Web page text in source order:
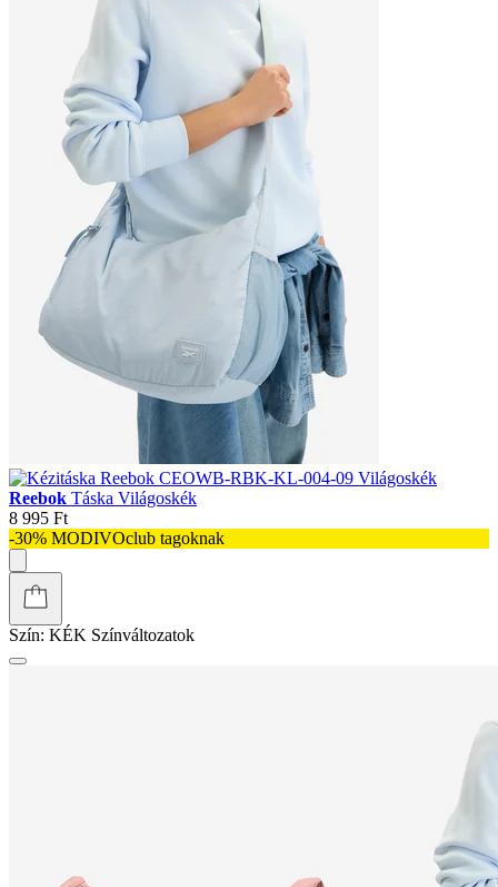
Reebok Táska Világoskék
8 995 Ft
-30% MODIVOclub tagoknak
Szín: KÉK Színváltozatok